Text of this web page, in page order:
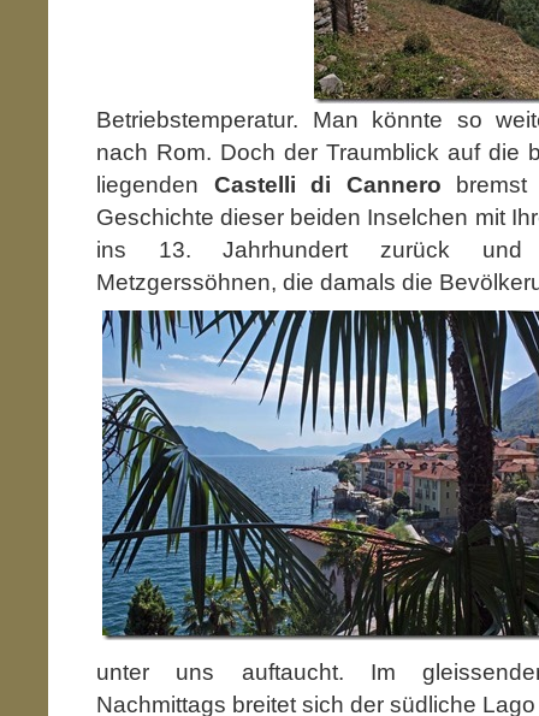
Betriebstemperatur. Man könnte so
nach Rom. Doch der Traumblick auf die
liegenden Castelli di Cannero bremst
Geschichte dieser beiden Inselchen mit
ins 13. Jahrhundert zurück
Metzgerssöhnen, die dama ls die
unter uns auftaucht. Im
Nachmittags breitet sich der südliche